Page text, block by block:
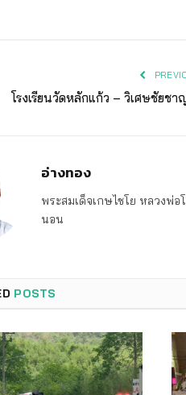
โรงเรียนวัดหลักแก้ว – วิเศษชัยชา
อ่างทอง
พระสมเด็จเกษไชโย หลวงพ่
นอน
POSTS